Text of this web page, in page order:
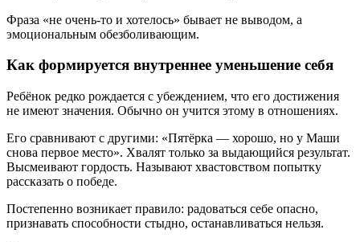
Фраза «не очень-то и хотелось» бывает не выводом, а
эмоциональным обезболивающим.
Как формируется внутреннее уменьшение себя
Ребёнок редко рождается с убеждением, что его достижения
не имеют значения. Обычно он учится этому в отношениях.
Его сравнивают с другими: «Пятёрка — хорошо, но у Маши
снова первое место». Хвалят только за выдающийся результат.
Высмеивают гордость. Называют хвастовством попытку
рассказать о победе.
Постепенно возникает правило: радоваться себе опасно,
признавать способности стыдно, останавливаться нельзя.